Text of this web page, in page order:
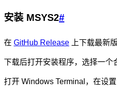
安装 MSYS2#
在 GitHub Release 上下载最新
下载后打开安装程序，选择一个
打开 Windows Terminal，在设